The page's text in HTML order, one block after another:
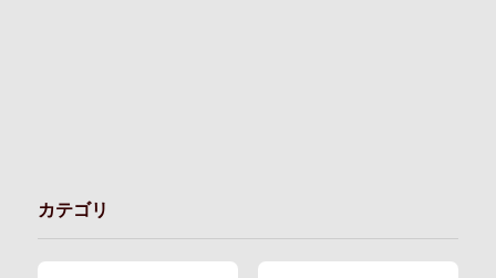
カテゴリ